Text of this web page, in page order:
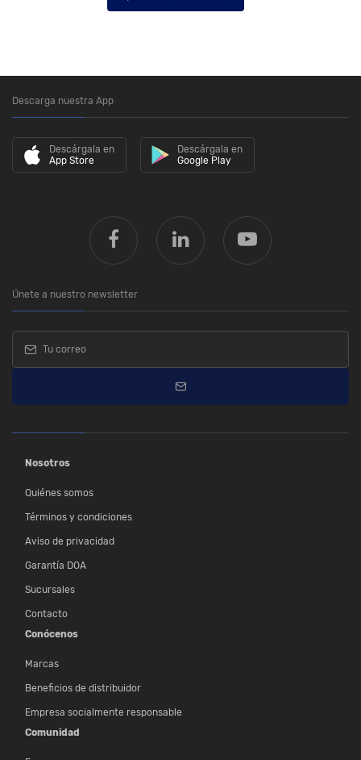
Descarga nuestra App
Descárgala en
App Store
Descárgala en
Google Play
Únete a nuestro newsletter
Nosotros
Quiénes somos
Términos y condiciones
Aviso de privacidad
Garantía DOA
Sucursales
Contacto
Conócenos
Marcas
Beneficios de distribuidor
Empresa socialmente responsable
Comunidad